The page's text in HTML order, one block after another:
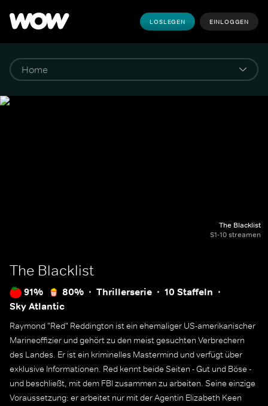
LOSLEGEN EINLOGGEN
The Blacklist
S1-10 streamen
The Blacklist
91% 80% Thrillerserie
10 Staffeln
Sky Atlantic
Raymond "Red" Reddington ist ein ehemaliger US-amerikanischer
Marineoffizier und gehört zu den meist gesuchten Verbrechern
des Landes. Er ist ein kriminelles Mastermind und verfügt über
exklusive Informationen. Red kennt beide Seiten - Gut und Böse -
und beschließt, mit dem FBI zusammen zu arbeiten. Seine einzige
Voraussetzung: er arbeitet nur mit der Agentin Elizabeth Keen